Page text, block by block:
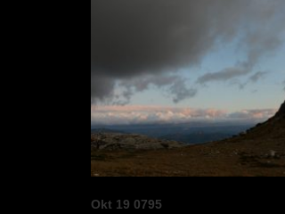
Okt 19 0795